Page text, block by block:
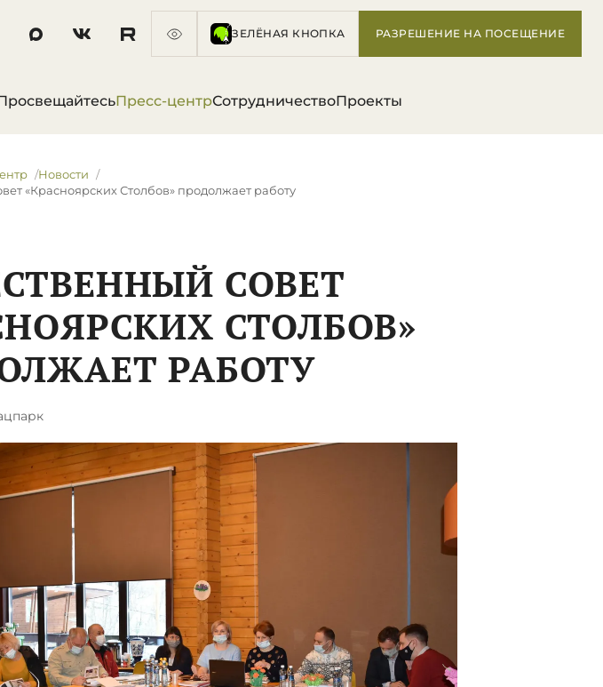
ЗЕЛЁНАЯ КНОПКА РАЗРЕШЕНИЕ НА ПОСЕЩЕНИЕ
Пресс-центрСотрудничествоПроекты
Новости
«Красноярских Столбов» продолжает работу
СОВЕТ
СТОЛБОВ»
РАБОТУ